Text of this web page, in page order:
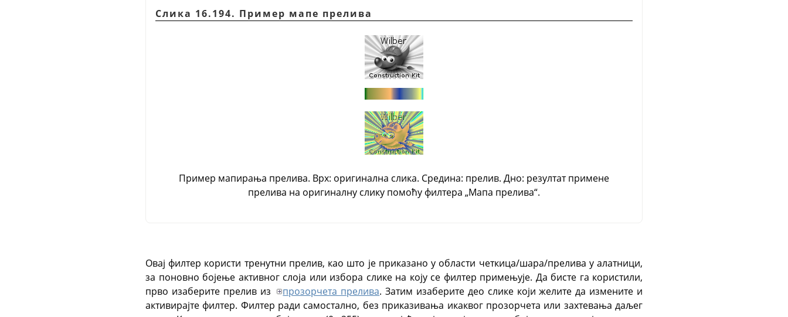
Слика 16.194. Пример мапе прелива
Пример мапирања прелива. Врх: оригинална слика. Средина: прелив. Дно: резултат примене
прелива на оригиналну слику помоћу филтера „Мапа прелива“.
Овај филтер користи тренутни прелив, као што је приказано у области четкица/шара/прелива у алатници,
за поновно бојење активног слоја или избора слике на коју се филтер примењује. Да бисте га користили,
прво изаберите прелив из
прозорчета прелива. Затим изаберите део слике који желите да измените и
активирајте филтер. Филтер ради самостално, без приказивања икаквог прозорчета или захтевања даљег